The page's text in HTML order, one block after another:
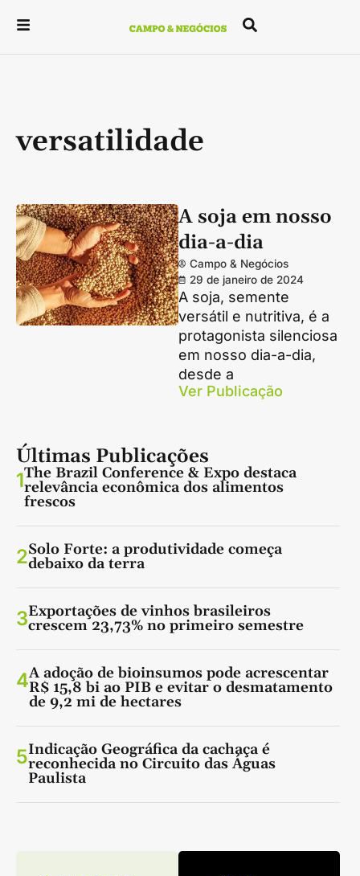
versatilidade
A soja em nosso
dia-a-dia
Campo & Negócios
29 de janeiro de 2024
A soja, semente
versátil e nutritiva, é a
protagonista silenciosa
em nosso dia-a-dia,
desde a
Ver Publicação
Últimas Publicações
1The Brazil Conference & Expo destaca
relevância econômica dos alimentos
frescos
2Solo Forte: a produtividade começa
debaixo da terra
3Exportações de vinhos brasileiros
crescem 23,73% no primeiro semestre
4A adoção de bioinsumos pode acrescentar
R$ 15,8 bi ao PIB e evitar o desmatamento
de 9,2 mi de hectares
5Indicação Geográfica da cachaça é
reconhecida no Circuito das Águas
Paulista